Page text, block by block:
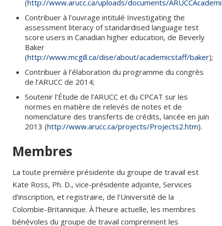
(http://www.arucc.ca/uploads/documents/
Contribuer à l’ouvrage intitulé Investigating the
assessment literacy of standardised language test
score users in Canadian higher education, de Beverly
Baker
(http://www.mcgill.ca/dise/about/academicstaff/baker);
Contribuer à l’élaboration du programme du congrès
de l’ARUCC de 2014;
Soutenir l’Étude de l’ARUCC et du CPCAT sur les
normes en matière de relevés de notes et de
nomenclature des transferts de crédits, lancée en juin
2013 (http://www.arucc.ca/projects/Projects2.htm).
Membres
La toute première présidente du groupe de travail est
Kate Ross, Ph. D., vice-présidente adjointe, Services
d’inscription, et registraire, de l’Université de la
Colombie-Britannique. À l’heure actuelle, les membres
bénévoles du groupe de travail comprennent les